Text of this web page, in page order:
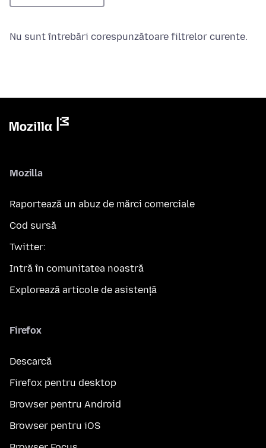
Nu sunt întrebări corespunzătoare filtrelor curente.
Mozilla
Raportează un abuz de mărci comerciale
Cod sursă
Twitter:
Intră în comunitatea noastră
Explorează articole de asistență
Firefox
Descarcă
Firefox pentru desktop
Browser pentru Android
Browser pentru iOS